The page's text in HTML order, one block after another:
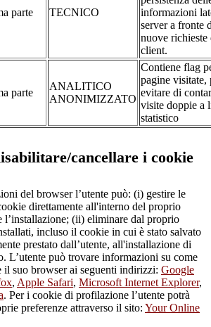
parte TECNICO
informazioni
server a fronte
nuove richieste
client.
parte
ANALITICO
ANONIMIZZATO
Contiene flag
pagine visitate,
evitare di
visite doppie a
statistico
cancellare i cookie
del browser l’utente può: (i) gestire le
direttamente all'interno del proprio
l’installazione; (ii) eliminare dal proprio
incluso il cookie in cui è stato salvato
prestato dall’utente, all'installazione di
L’utente può trovare informazioni su come
il suo browser ai seguenti indirizzi: Google
, Apple Safari, Microsoft Internet Explorer,
. Per i cookie di profilazione l’utente potrà
preferenze attraverso il sito: Your Online